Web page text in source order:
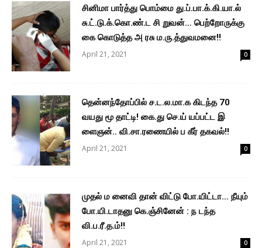
சினிமா பார்த்து பொம்மை து.ப்.பா.க்.கி.யா.ல்
சு.ட்.டு.க்.கொ.ண்.ட சி றுவன்… பெற்றோருக்கு
கை கொடுத்த அ ரசு ம.ரு.த்துவமனை!!
April 21, 2021 0
தென்னந்தோப்பில் ச.ட.ல.மா.க கிடந்த 70
வயது மூ தாட்டி! கை.து செ.ய் யப்பட்ட இ
ளைஞன்.. வி.சா.ரணையில் ப கீர் தகவல்!!
April 21, 2021 0
முதல் ம னைவி தான் விட்டு போ.யிட்டா… நீயும்
போ.யி.டாதனு கெ.ஞ்சினேன் : ந டந்த
வி.ப.ரீ.த.ம்!!
April 21, 2021 0